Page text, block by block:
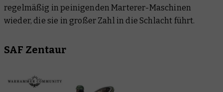
regelmäßig in peinigenden Marterer-Maschinen
wieder, die sie in großer Zahl in die Schlacht führt.
SAF Zentaur